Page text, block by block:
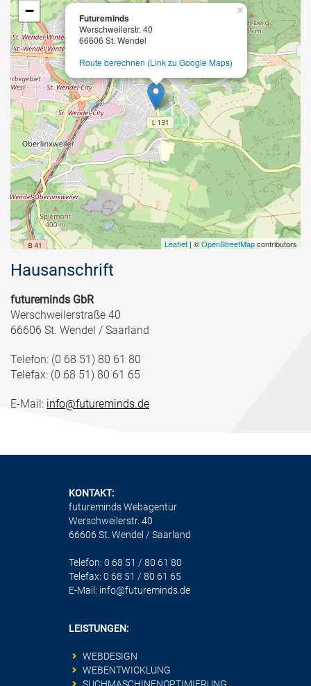
Futureminds
Werschweilerstr. 40
66606 St. Wendel
Route berechnen (Link zu Google Maps)
×
−
Leaflet | ©OpenStreetMapcontributors
Hausanschrift
futureminds GbR
Werschweilerstraße 40
66606 St. Wendel / Saarland
Telefon: (0 68 51) 80 61 80
Telefax: (0 68 51) 80 61 65
E-Mail: info@futureminds.de
KONTAKT:
futureminds Webagentur
Werschweilerstr. 40
66606 St. Wendel / Saarland
Telefon: 0 68 51 / 80 61 80
Telefax: 0 68 51 / 80 61 65
E-Mail: info@futureminds.de
LEISTUNGEN:
WEBDESIGN
WEBENTWICKLUNG